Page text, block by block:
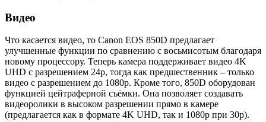
Видео
Что касается видео, то Canon EOS 850D предлагает
улучшенные функции по сравнению с восьмисотым благодаря
новому процессору. Теперь камера поддерживает видео 4K
UHD с разрешением 24p, тогда как предшественник – только
видео с разрешением до 1080p. Кроме того, 850D оборудован
функцией цейтраферной съёмки. Она позволяет создавать
видеоролики в высоком разрешении прямо в камере
(предлагается как в формате 4K UHD, так и 1080p при 30p).